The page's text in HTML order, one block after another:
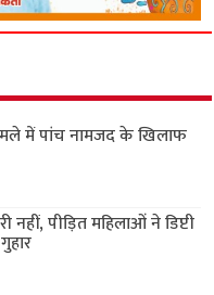
में पांच नामजद के खिलाफ
नहीं, पीड़ित महिलाओं ने डिप्टी